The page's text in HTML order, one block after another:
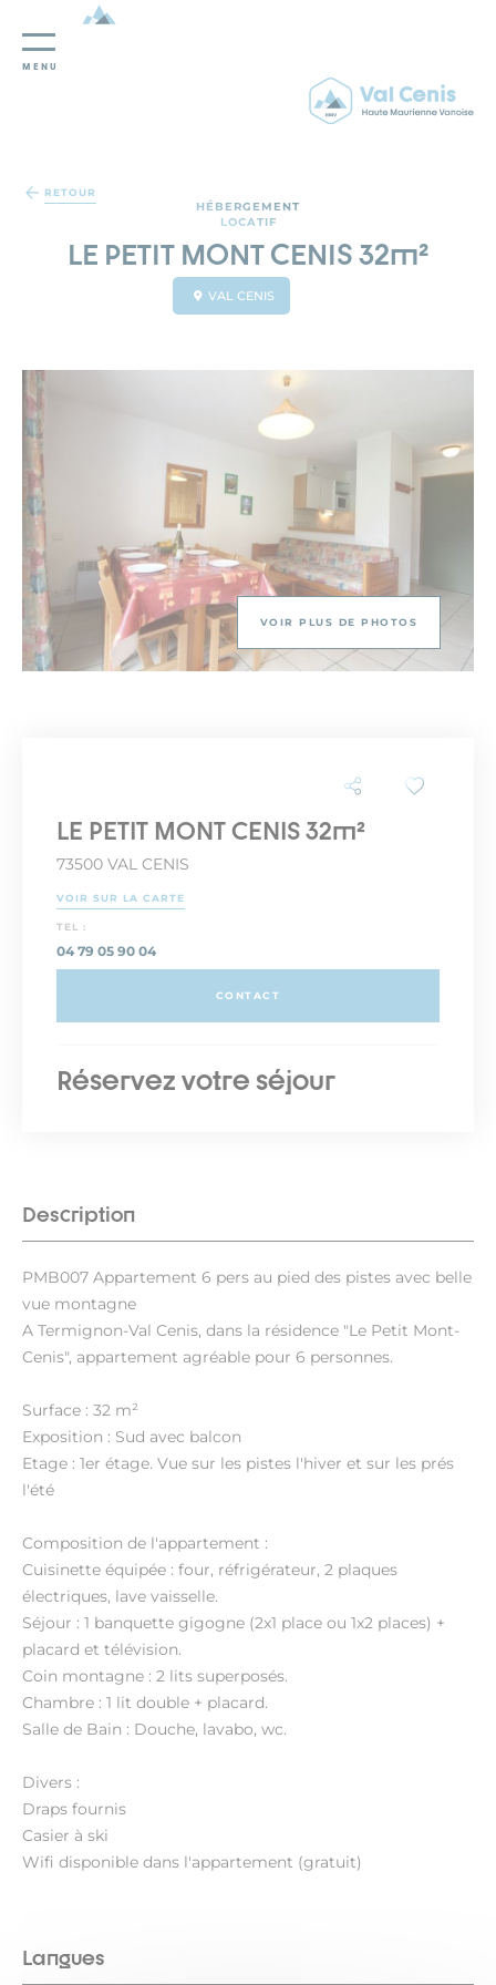
MENU
RETOUR
HÉBERGEMENT
LOCATIF
LE PETIT MONT CENIS 32m²
VAL CENIS
VOIR PLUS DE PHOTOS
Description
PMB007 Appartement 6 pers au pied des pistes avec belle
vue montagne
A Termignon-Val Cenis, dans la résidence "Le Petit Mont-
Cenis", appartement agréable pour 6 personnes.
Surface : 32 m²
Exposition : Sud avec balcon
Etage : 1er étage. Vue sur les pistes l'hiver et sur les prés
l'été
Composition de l'appartement :
Cuisinette équipée : four, réfrigérateur, 2 plaques
électriques, lave vaisselle.
Séjour : 1 banquette gigogne (2x1 place ou 1x2 places) +
placard et télévision.
Coin montagne : 2 lits superposés.
Chambre : 1 lit double + placard.
Salle de Bain : Douche, lavabo, wc.
Divers :
Draps fournis
Casier à ski
Wifi disponible dans l'appartement (gratuit)
Langues
LE PETIT MONT CENIS 32m²
73500 VAL CENIS
VOIR SUR LA CARTE
TEL :
04 79 05 90 04
CONTACT
Réservez votre séjour